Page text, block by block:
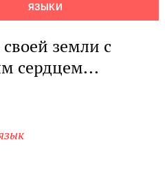
ЯЗЫКИ
земли с
сердцем...